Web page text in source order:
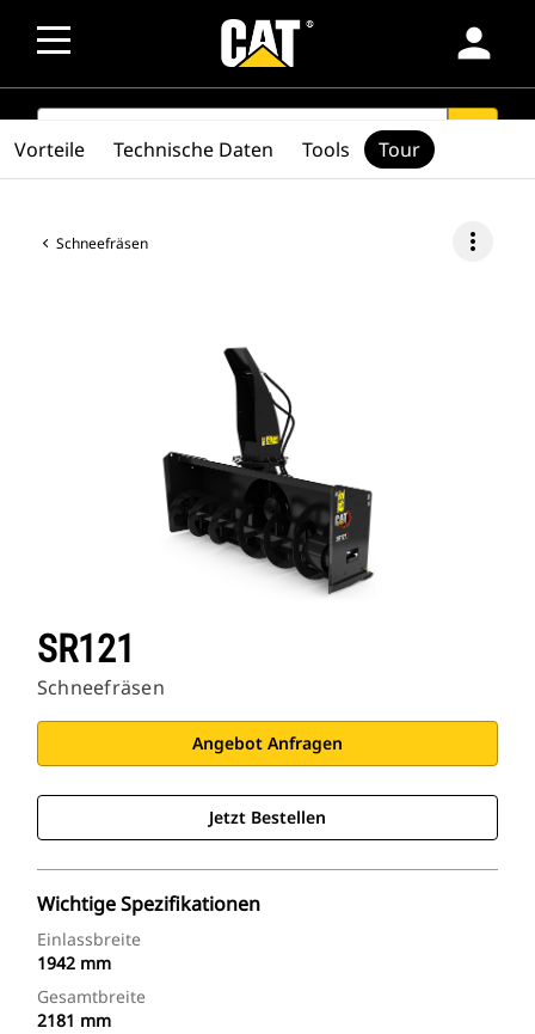
person
SEARCH
Schneefräsen more_vert
SR121
Schneefräsen
Angebot Anfragen
Jetzt Bestellen
Wichtige Spezifikationen
Einlassbreite
1942 mm
Gesamtbreite
2181 mm
Vorteile Technische Daten Tools Tour